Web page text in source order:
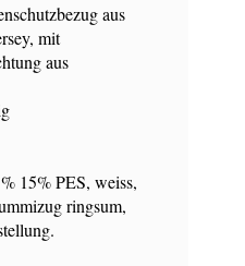
aus
mit
aus
15% PES, weiss,
ringsum,